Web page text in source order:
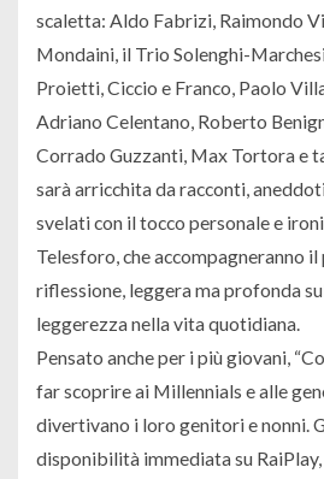
scaletta: Aldo Fabrizi, Raimondo
Mondaini, il Trio Solenghi-
Proietti, Ciccio e Franco, Paolo
Adriano Celentano, Roberto
Corrado Guzzanti, Max Tortora e
sarà arricchita da racconti,
svelati con il tocco personale e
Telesforo, che accompagneranno
riflessione, leggera ma profonda
leggerezza nella vita quotidiana.
Pensato anche per i più giovani,
far scoprire ai Millennials e alle
divertivano i loro genitori e nonni.
disponibilità immediata su